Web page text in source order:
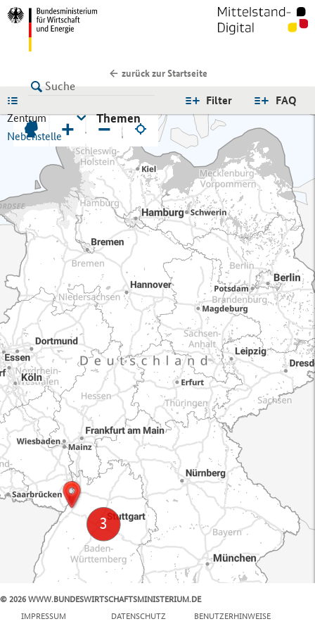
zurück zur Startseite
FAQ
Filter
Zentrum
Nebenstelle
Themen
+ −
© 2026 WWW.BUNDESWIRTSCHAFTSMINISTERIUM.DE
IMPRESSUM
DATENSCHUTZ BENUTZERHINWEISE